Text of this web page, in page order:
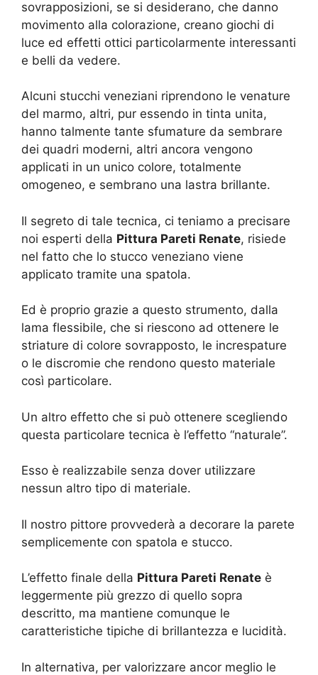
sovrapposizioni, se si desiderano, che danno
movimento alla colorazione, creano giochi di
luce ed effetti ottici particolarmente interessanti
e belli da vedere.
Alcuni stucchi veneziani riprendono le venature
del marmo, altri, pur essendo in tinta unita,
hanno talmente tante sfumature da sembrare
dei quadri moderni, altri ancora vengono
applicati in un unico colore, totalmente
omogeneo, e sembrano una lastra brillante.
Il segreto di tale tecnica, ci teniamo a precisare
noi esperti della Pittura Pareti Renate, risiede
nel fatto che lo stucco veneziano viene
applicato tramite una spatola.
Ed è proprio grazie a questo strumento, dalla
lama flessibile, che si riescono ad ottenere le
striature di colore sovrapposto, le increspature
o le discromie che rendono questo materiale
così particolare.
Un altro effetto che si può ottenere scegliendo
questa particolare tecnica è l’effetto “naturale”.
Esso è realizzabile senza dover utilizzare
nessun altro tipo di materiale.
Il nostro pittore provvederà a decorare la parete
semplicemente con spatola e stucco.
L’effetto finale della Pittura Pareti Renate è
leggermente più grezzo di quello sopra
descritto, ma mantiene comunque le
caratteristiche tipiche di brillantezza e lucidità.
In alternativa, per valorizzare ancor meglio le